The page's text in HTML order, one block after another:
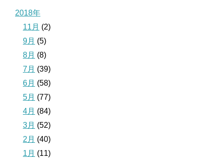
2018年
11月 (2)
9月 (5)
8月 (8)
7月 (39)
6月 (58)
5月 (77)
4月 (84)
3月 (52)
2月 (40)
1月 (11)